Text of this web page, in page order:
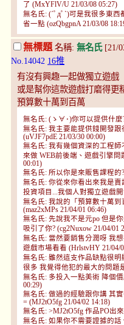
了 (MxYFlV/U 21/03/08 05:27)
無名氏: (´ﾟдﾟ`)可是我很多東
省一點 (ozQbgpnA 21/03/08
無標題名稱: 無名氏[21/
No.14042 16推
有沒有興趣一起做獨立遊戲
或是幫你這款遊戲打磨得更
預算數十萬到百萬
無名氏: (ゝ∀･)你可以提供什麼
無名氏: 我主要能提供錢開發
(uVJF7pdE 21/03/30 00:00)
無名氏: 我有幾個資深的工程
來做 WEB前後端、遊戲引擎問
00:01)
無名氏: 所以你是來販售課程的
無名氏: 你從來你看出來我是
投資項目...我個人對獨立遊戲開
無名氏: 我說的「預算數十萬到
(maz2xMPs 21/04/01 06:46)
無名氏: 先說我不是元po 但是
吸引了你? (cg2Nuxow 21/04/01
無名氏: 當然要銷售分潤呀 我
遊戲市場看看 (HrlstvHY 21/04/
無名氏: 雖然這支作品缺點很
很多 我覺得他犯的最大的問題
無名氏: 多投入一點美術 降個
00:29)
無名氏: 做過的經驗跟你講 其
= (MJ2tO5fg 21/04/02 14:18)
無名氏: >MJ2tO5fg 作品PO出
無名氏: 如果你不需要證據的